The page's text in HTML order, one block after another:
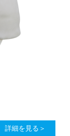
詳細を見る＞